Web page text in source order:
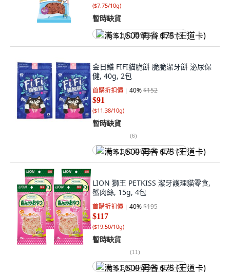
($7.75/10g)
暫時缺貨
满 $1,500 再省 $75 (王道卡)
金日鱔 FIFI貓脆餅 脆脆潔牙餅 泌尿保
健, 40g, 2包
首購折扣價 40%$152
$91
($11.38/10g)
暫時缺貨
(6)
满 $1,500 再省 $75 (王道卡)
LION 獅王 PETKISS 潔牙護理貓零食,
蟹肉絲, 15g, 4包
首購折扣價 40%$195
$117
($19.50/10g)
暫時缺貨
(11)
满 $1,500 再省 $75 (王道卡)